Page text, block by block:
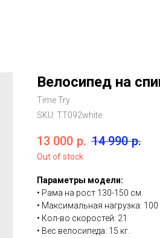
Велосипед на
Time Try
SKU: TT092white
13 000 р. 14 990 р.
Out of stock
Параметры модели:
• Рама на рост 130-150 см.
• Максимальная нагрузка: 100
• Кол-во скоростей: 21
• Вес велосипеда: 15 кг.